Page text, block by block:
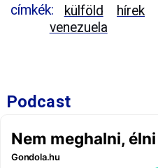
címkék: külföld hírek
venezuela
Podcast